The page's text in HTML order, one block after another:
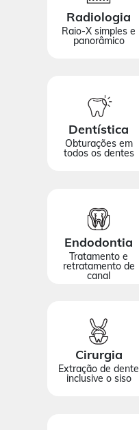
Radiologia
Raio-X simples e
panorâmico
Dentística
Obturações em
todos os dentes
Endodontia
Tratamento e
retratamento de
canal
Cirurgia
Extração de dente
inclusive o siso